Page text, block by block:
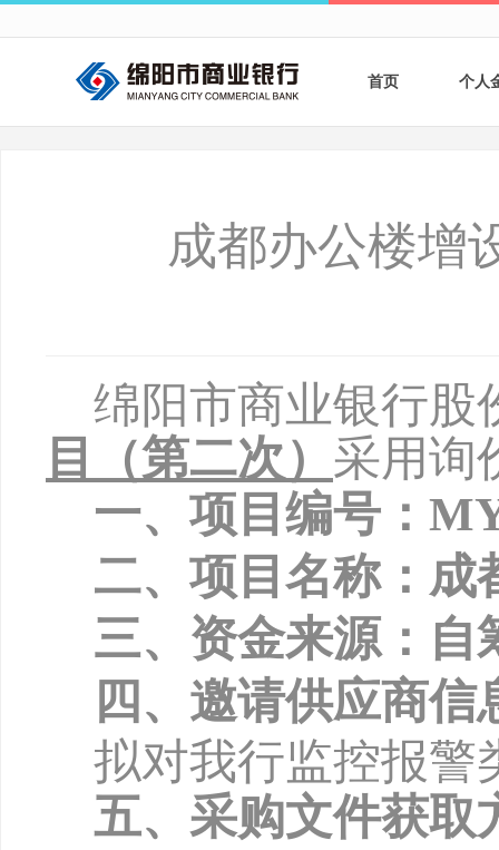
首页 个人
银
成都办公楼增
绵阳市商业银行股
目（第二次） 采用询
一、项目编号：
二、项目名称：成
三、资金来源：自
四、邀请供应商信
拟对我行监控报警
五、采购文件获取